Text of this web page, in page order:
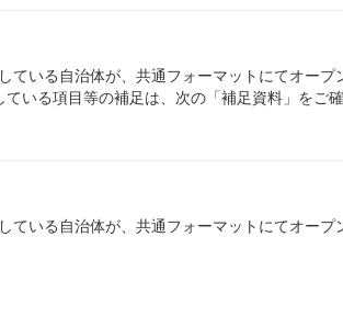
ている自治体が、共通フォーマットにてオー
いる項目等の補足は、次の「補足資料」をご確
ている自治体が、共通フォーマットにてオー